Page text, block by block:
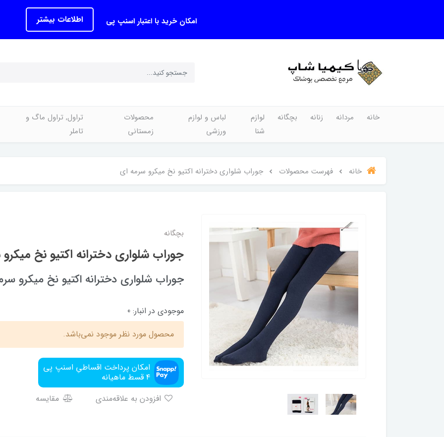
امکان خرید با اعتبار اسنپ پی اطلاعات بیشتر
خانه مردانه زنانه بچگانه
لوازم
شنا
لباس و لوازم
ورزشی
محصولات
زمستانی
تراول, تراول ماگ و
تاملر
خانه فهرست محصولات جوراب شلواری دخترانه اکتیو نخ میکرو سرمه ای
بچگانه
جوراب شلواری دخترانه اکتیو نخ
جوراب شلواری دخترانه اکتیو نخ میکرو
موجودی در انبار:0
محصول مورد نظر موجود نمی‌باشد.
امکان پرداخت اقساطیِ اسنپ پی
۴ قسط ماهیانه
مقایسه